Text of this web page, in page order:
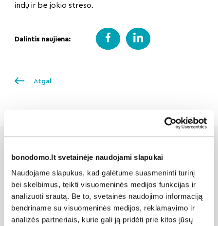
bonodomo.lt svetainėje naudojami slapukai
Naudojame slapukus, kad galėtume suasmeninti turinį
bei skelbimus, teikti visuomeninės medijos funkcijas ir
analizuoti srautą. Be to, svetainės naudojimo informaciją
bendriname su visuomeninės medijos, reklamavimo ir
analizės partneriais, kurie gali ją pridėti prie kitos jūsų
indų ir be jokio streso.
Dalintis naujiena:
Atgal
Susijusios naujienos